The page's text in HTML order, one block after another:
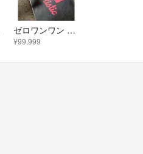
ゼロワンワン スノーボード 板 送料込み
¥99,999